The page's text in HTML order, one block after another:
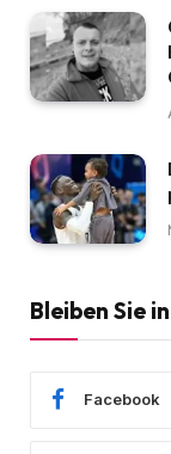
Bleiben Sie
Facebook